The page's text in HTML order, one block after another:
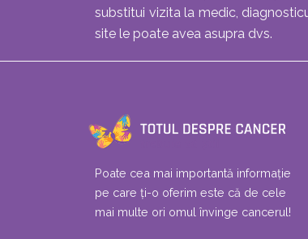
substitui vizita la medic,
site le poate avea asupra dvs.
Poate cea mai importantă informație
pe care ți-o oferim este că de cele
mai multe ori omul învinge cancerul!